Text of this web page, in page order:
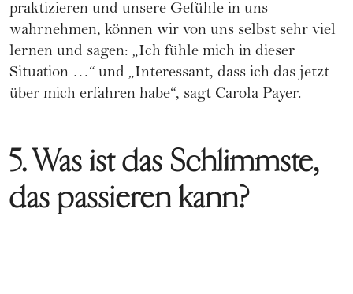
praktizieren und unsere Gefühle in uns
wahrnehmen, können wir von uns selbst sehr viel
lernen und sagen: „Ich fühle mich in dieser
Situation …“ und „Interessant, dass ich das jetzt
über mich erfahren habe“, sagt Carola Payer.
5. Was ist das Schlimmste,
das passieren kann?